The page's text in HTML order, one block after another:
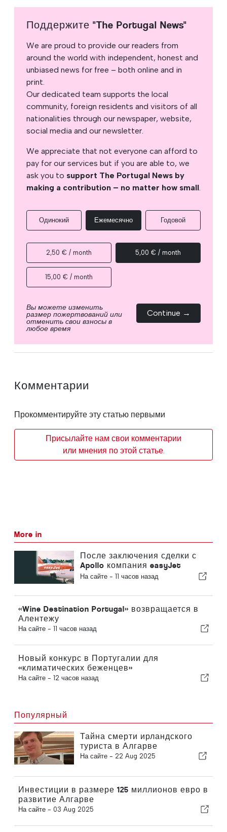
Поддержите "The Portugal News"
We are proud to provide our readers from
around the world with independent, honest and
unbiased news for free – both online and in
print.
Our dedicated team supports the local
community, foreign residents and visitors of all
nationalities through our newspaper, website,
social media and our newsletter.
We appreciate that not everyone can afford to
pay for our services but if you are able to, we
ask you to support The Portugal News by
making a contribution – no matter how small.
Одинокий Ежемесячно Годовой
2,50 € / month 5,00 € / month
15,00 € / month
Вы можете изменить
размер пожертвований или
отменить свои взносы в
любое время
Continue →
Комментарии
Прокомментируйте эту статью первыми
Присылайте нам свои комментарии
или мнения по этой статье.
More in
После заключения сделки с
Apollo компания easyJet
приближается к Sun
На сайте - 11 часов назад
«Wine Destination Portugal» возвращается в
Алентежу
На сайте - 11 часов назад
Новый конкурс в Португалии для
«климатических беженцев»
На сайте - 12 часов назад
Популярный
Тайна смерти ирландского
туриста в Алгарве
На сайте - 22 Aug 2025
Инвестиции в размере 125 миллионов евро в
развитие Алгарве
На сайте - 03 Aug 2025